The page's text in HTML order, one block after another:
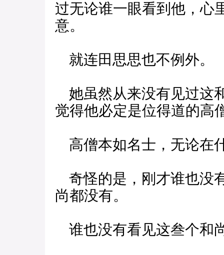
过无论谁一眼看到他，心
意。
就连田思思也不例外。
她虽然从来没有见过这
觉得他必定是位得道的高
高僧本如名士，无论在
奇怪的是，刚才谁也没
尚都没有。
谁也没有看见这叁个和